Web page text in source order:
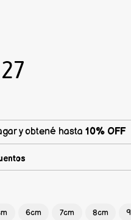
y obtené hasta 10% OFF
6cm 7cm 8cm